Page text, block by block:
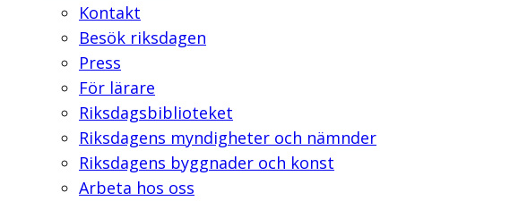
Kontakt
Besök riksdagen
Press
För lärare
Riksdagsbiblioteket
Riksdagens myndigheter och nämnder
Riksdagens byggnader och konst
Arbeta hos oss